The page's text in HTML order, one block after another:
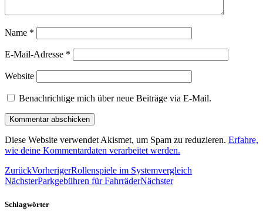
Name *
E-Mail-Adresse *
Website
Benachrichtige mich über neue Beiträge via E-Mail.
Diese Website verwendet Akismet, um Spam zu reduzieren. Erfahre,
wie deine Kommentardaten verarbeitet werden.
ZurückVorherigerRollenspiele im Systemvergleich
NächsterParkgebühren für FahrräderNächster
Schlagwörter